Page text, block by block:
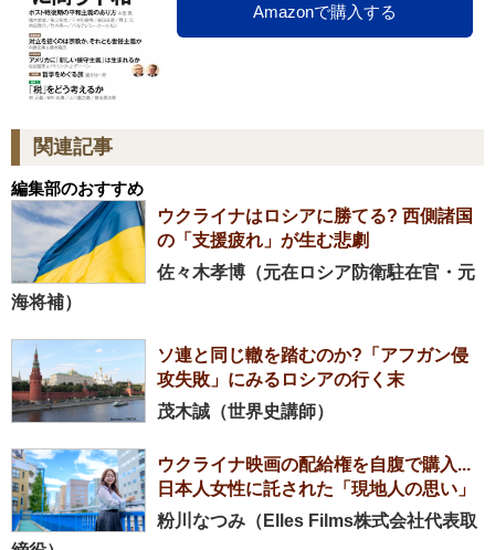
Amazonで購入する
関連記事
編集部のおすすめ
ウクライナはロシアに勝てる? 西側諸国
の「支援疲れ」が生む悲劇
佐々木孝博（元在ロシア防衛駐在官・元
海将補）
ソ連と同じ轍を踏むのか?「アフガン侵
攻失敗」にみるロシアの行く末
茂木誠（世界史講師）
ウクライナ映画の配給権を自腹で購入...
日本人女性に託された「現地人の思い」
粉川なつみ（Elles Films株式会社代表取